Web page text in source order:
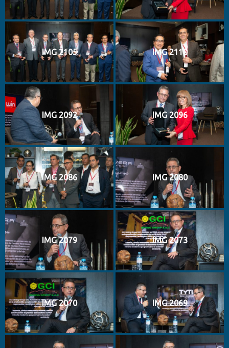
IMG 2105 IMG 2110
IMG 2092 IMG 2096
IMG 2086 IMG 2080
IMG 2079 IMG 2073
IMG 2070 IMG 2069